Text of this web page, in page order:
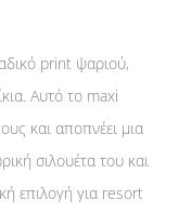
print ψαριού,
Αυτό το maxi
και αποπνέει μια
σιλουέτα του και
επιλογή για resort